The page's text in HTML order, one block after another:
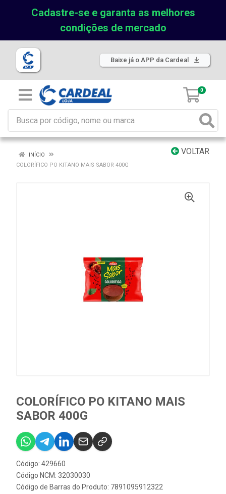
Cadastre-se e garanta as melhores
condições de mercado
Baixe já o APP da Cardeal
0
VOLTAR
INÍCIO
COLORÍFICO PO KITANO MAIS SABOR 400G
COLORÍFICO PO KITANO MAIS
SABOR 400G
Código: 429660
Código NCM: 32030030
Código de Barras do Produto: 7891095912322